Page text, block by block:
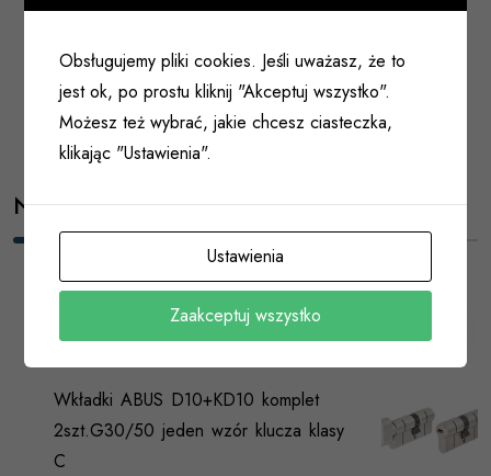
HYDRAULIKA
DŹWIGNIE/KLAMKI PANICZNE
Nowości
Kątownik ciesielski KP1 90x90x65mm
DOMAX
Wkładki ABUS D10+KD10 komplet
2szt.G30/50 jeden wzór klucza klasy
C
Obsługujemy pliki cookies. Jeśli uważasz, że to
jest ok, po prostu kliknij "Akceptuj wszystko".
Możesz też wybrać, jakie chcesz ciasteczka,
klikając "Ustawienia".
Ustawienia
Zaakceptuj wszystko